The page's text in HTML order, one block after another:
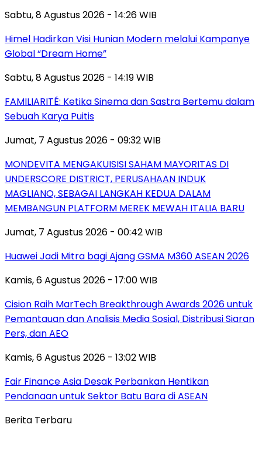
Sabtu, 8 Agustus 2026 - 14:26 WIB
Himel Hadirkan Visi Hunian Modern melalui Kampanye
Global “Dream Home”
Sabtu, 8 Agustus 2026 - 14:19 WIB
FAMILIARITÉ: Ketika Sinema dan Sastra Bertemu dalam
Sebuah Karya Puitis
Jumat, 7 Agustus 2026 - 09:32 WIB
MONDEVITA MENGAKUISISI SAHAM MAYORITAS DI
UNDERSCORE DISTRICT, PERUSAHAAN INDUK
MAGLIANO, SEBAGAI LANGKAH KEDUA DALAM
MEMBANGUN PLATFORM MEREK MEWAH ITALIA BARU
Jumat, 7 Agustus 2026 - 00:42 WIB
Huawei Jadi Mitra bagi Ajang GSMA M360 ASEAN 2026
Kamis, 6 Agustus 2026 - 17:00 WIB
Cision Raih MarTech Breakthrough Awards 2026 untuk
Pemantauan dan Analisis Media Sosial, Distribusi Siaran
Pers, dan AEO
Kamis, 6 Agustus 2026 - 13:02 WIB
Fair Finance Asia Desak Perbankan Hentikan
Pendanaan untuk Sektor Batu Bara di ASEAN
Berita Terbaru